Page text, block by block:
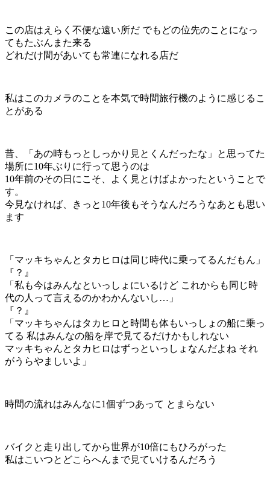
この店はえらく不便な遠い所だ でもどの位先のことになっ
てもたぶんまた来る
どれだけ間があいても常連になれる店だ
私はこのカメラのことを本気で時間旅行機のように感じるこ
とがある
昔、「あの時もっとしっかり見とくんだったな」と思ってた
場所に10年ぶりに行って思うのは
10年前のその日にこそ、よく見とけばよかったということで
す。
今見なければ、きっと10年後もそうなんだろうなあとも思い
ます
「マッキちゃんとタカヒロは同じ時代に乗ってるんだもん」
『？』
「私も今はみんなといっしょにいるけど これからも同じ時
代の人って言えるのかわかんないし…」
『？』
「マッキちゃんはタカヒロと時間も体もいっしょの船に乗っ
てる 私はみんなの船を岸で見てるだけかもしれない
マッキちゃんとタカヒロはずっといっしょなんだよね それ
がうらやましいよ」
時間の流れはみんなに1個ずつあって とまらない
バイクと走り出してから世界が10倍にもひろがった
私はこいつとどこらへんまで見ていけるんだろう